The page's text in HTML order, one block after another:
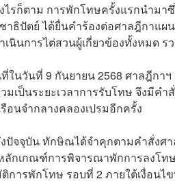
ไรก็ตาม การพักโทษครั้งแรกนำมา
าธิปัตย์ ได้ยื่นคำร้องต่อศาลฎีกาแผ
เนินการไต่สวนผู้เกี่ยวข้องทั้งหมด
ในวันที่ 9 กันยายน 2568 ศาลฎีกา
มเป็นระยะเวลาการรับโทษ จึงมีค
รือนจำกลางคลองเปรมอีกครั้ง
ปัจจุบัน ทักษิณได้จำคุกตามคำสั่งศา
ลักเกณฑ์การพิจารณาพักการลงโ
การพักโทษ รอบที่ 2 ภายใต้เงื่อนไ